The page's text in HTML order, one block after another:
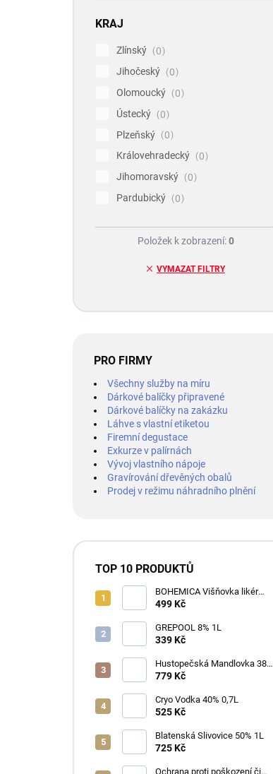
KRAJ
Zlínský
0
Jihočeský
0
Olomoucký
0
Ústecký
0
Plzeňský
0
Královehradecký
0
Jihomoravský
0
Pardubický
0
VYMAZAT FILTRY
Položek k zobrazení:0
PRO FIRMY
Všechny služby na míru
Dárkové balíčky připravené
Dárkové balíčky na zakázku
Láhve s vlastní etiketou
Firemní degustace
Exkurze v palírnách
Vývoj vlastního nápoje
Gravírování dřevěných obalů
Prodej v režimu náhradního plnění
TOP 10 PRODUKTŮ
BOHEMICA Višňovka likér
25% 0,7L
499 Kč
GREPOOL 8% 1L
339 Kč
Hustopečská Mandlovka 38%
1L
779 Kč
Cryo Vodka 40% 0,7L
525 Kč
Blatenská Slivovice 50% 1L
725 Kč
Ochrana proti poškození či